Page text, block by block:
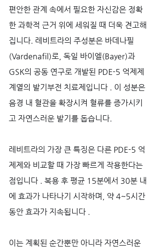
편안한 관계 속에서 필요한 자신감은 정확
한 과학적 근거 위에 세워질 때 더욱 견고해
집니다. 레비트라의 주성분은 바데나필
(Vardenafil)로, 독일 바이엘(Bayer)과
GSK의 공동 연구로 개발된 PDE-5 억제제
계열의 발기부전 치료제입니다 . 이 성분은
음경 내 혈관을 확장시켜 혈류를 증가시키
고 자연스러운 발기를 돕습니다.
레비트라의 가장 큰 특징은 다른 PDE-5 억
제제와 비교할 때 가장 빠르게 작용한다는
점입니다 . 복용 후 평균 15분에서 30분 내
에 효과가 나타나기 시작하며, 약 4~5시간
동안 효과가 지속됩니다 .
이는 계획된 순간뿐만 아니라 자연스러운